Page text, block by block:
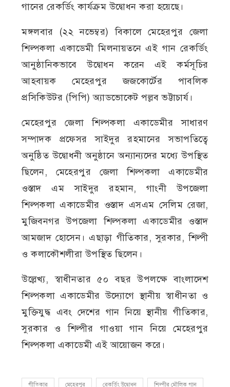
গানের রেকর্ডিং কার্যক্রম উদ্বোধন করা হয়েছে।
মঙ্গলবার (২২ নভেম্বর) বিকালে মেহেরপুর জেলা
শিল্পকলা একাডেমী মিলনায়তনে এই গান রেকর্ডিং
আনুষ্ঠানিকভাবে উদ্বোধন করেন এই কর্মসূচির
আহবায়ক মেহেরপুর জজকোর্টের পাবলিক
প্রসিকিউটর (পিপি) অ্যাডভোকেট পল্লব ভট্টাচার্য।
মেহেরপুর জেলা শিল্পকলা একাডেমীর সাধারণ
সম্পাদক প্রফেসর সাইদুর রহমানের সভাপতিত্বে
অনুষ্ঠিত উদ্বোধনী অনুষ্ঠানে অন্যান্যদের মধ্যে উপস্থিত
ছিলেন, মেহেরপুর জেলা শিল্পকলা একাডেমীর
ওস্তাদ এম সাইদুর রহমান, গাংনী উপজেলা
শিল্পকলা একাডেমীর ওস্তাদ এসএম সেলিম রেজা,
মুজিবনগর উপজেলা শিল্পকলা একাডেমীর ওস্তাদ
আমজাদ হোসেন। এছাড়া গীতিকার, সুরকার, শিল্পী
ও কলাকৌশলীরা উপস্থিত ছিলেন।
উল্লেখ্য, স্বাধীনতার ৫০ বছর উপলক্ষে বাংলাদেশ
শিল্পকলা একাডেমীর উদ্যোগে স্থানীয় স্বাধীনতা ও
মুক্তিযুদ্ধ এবং দেশের গান নিয়ে স্থানীয় গীতিকার,
সুরকার ও শিল্পীর গাওয়া গান নিয়ে মেহেরপুর
শিল্পকলা একাডেমী এই আয়োজন করে।
গীতিকার মেহেরপুর রেকর্ডিং উদ্বোধন শিল্পীর মৌলিক গান